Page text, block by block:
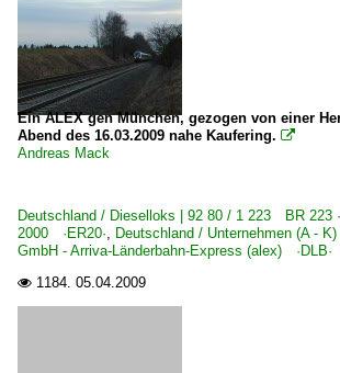
Ein ALEX gen München, gezogen von einer
Abend des 16.03.2009 nahe Kaufering. 
Andreas Mack
Deutschland / Dieselloks | 92 80 / 1 223 BR 223
2000 ·ER20·, Deutschland / Unternehmen (A -
GmbH - Arriva-Länderbahn-Express (alex)
 1184. 05.04.2009